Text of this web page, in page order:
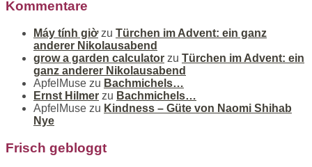
Kommentare
Máy tính giờzu Türchen im Advent: ein ganz
anderer Nikolausabend
grow a garden calculator zu Türchen im Advent: ein
ganz anderer Nikolausabend
ApfelMuse zu Bachmichels…
Ernst Hilmer zu Bachmichels…
ApfelMuse zu Kindness – Güte von Naomi Shihab
Nye
Frisch gebloggt